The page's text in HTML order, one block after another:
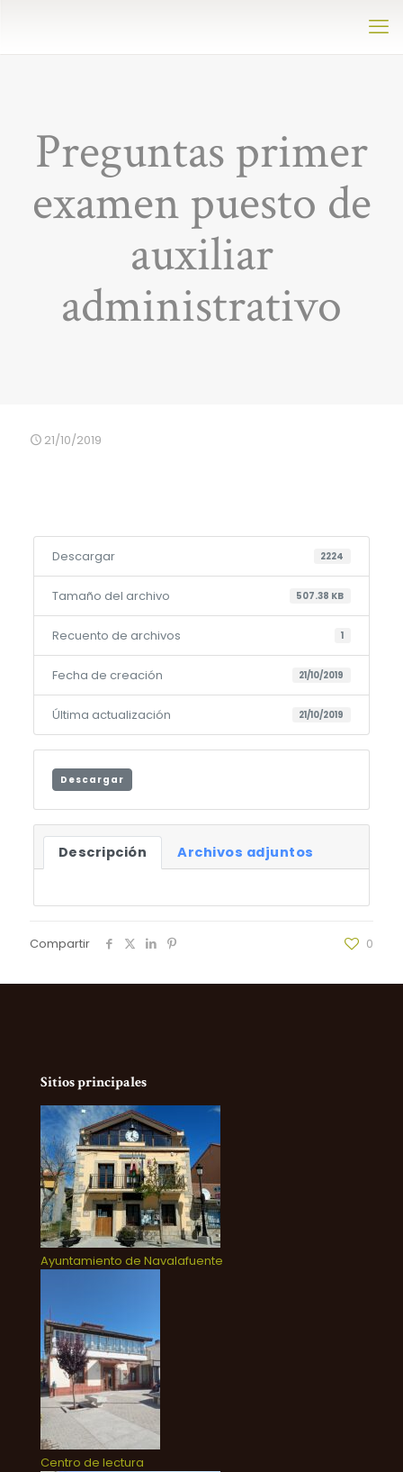
Preguntas primer
examen puesto de
auxiliar
administrativo
21/10/2019
Descargar 2224
Tamaño del archivo 507.38 KB
Recuento de archivos 1
Fecha de creación 21/10/2019
Última actualización 21/10/2019
Descargar
Descripción Archivos adjuntos
Compartir 0
Sitios principales
Ayuntamiento de Navalafuente
Centro de lectura